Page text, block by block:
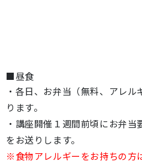
■昼食
・各日、お弁当（無料、アレ
ります。
・講座開催１週間前頃にお弁
をお送りします。
※食物アレルギーをお持ちの方